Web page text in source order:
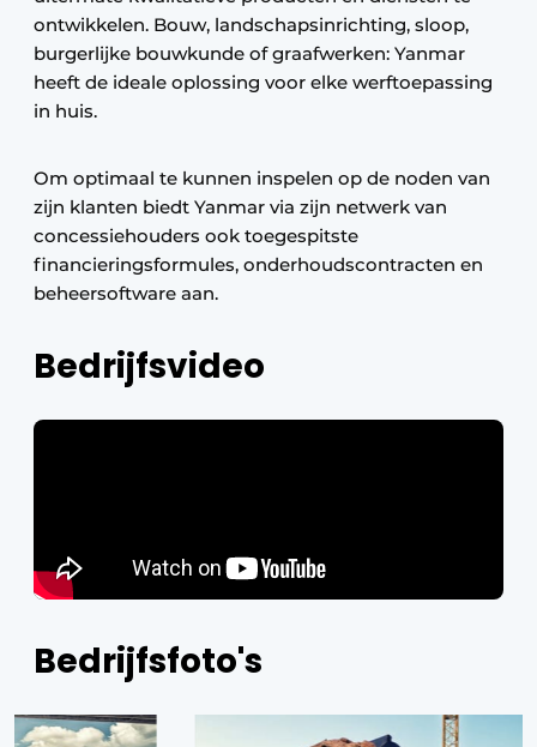
ontwikkelen. Bouw, landschapsinrichting, sloop,
burgerlijke bouwkunde of graafwerken: Yanmar
heeft de ideale oplossing voor elke werftoepassing
in huis.
Om optimaal te kunnen inspelen op de noden van
zijn klanten biedt Yanmar via zijn netwerk van
concessiehouders ook toegespitste
financieringsformules, onderhoudscontracten en
beheersoftware aan.
Bedrijfsvideo
Bedrijfsfoto's